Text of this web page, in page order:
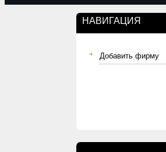
НАВИГАЦИЯ
Добавить фирму